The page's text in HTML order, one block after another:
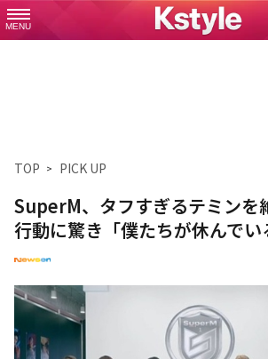
MENU
TOP PICK UP
SuperM、タフすぎるテミンを
行動に驚き「僕たちが休んでい